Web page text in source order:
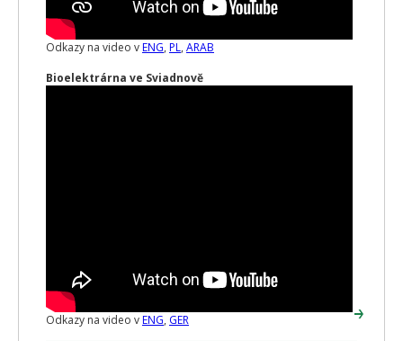
Odkazy na video vENG, PL, ARAB
Bioelektrárna ve Sviadnově
Odkazy na video vENG, GER